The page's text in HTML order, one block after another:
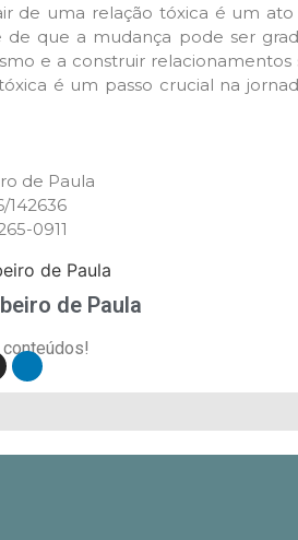
de uma relação tóxica é um
de que a mudança pode ser
e a construir
é um passo crucial na
de Paula
142636
0911
de Paula